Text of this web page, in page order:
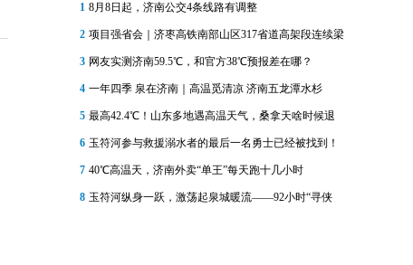
1 8月8日起，济南公交4条线路有调整
2 项目强省会｜济枣高铁南部山区317省道高架段连续梁
3 网友实测济南59.5℃，和官方38℃预报差在哪？
4 一年四季 泉在济南｜高温觅清凉 济南五龙潭水杉
5 最高42.4℃！山东多地遇高温天气，桑拿天啥时候退
6 玉符河参与救援溺水者的最后一名勇士已经被找到！
7 40℃高温天，济南外卖“单王”每天跑十几小时
8 玉符河纵身一跃，激荡起泉城暖流——92小时“寻侠